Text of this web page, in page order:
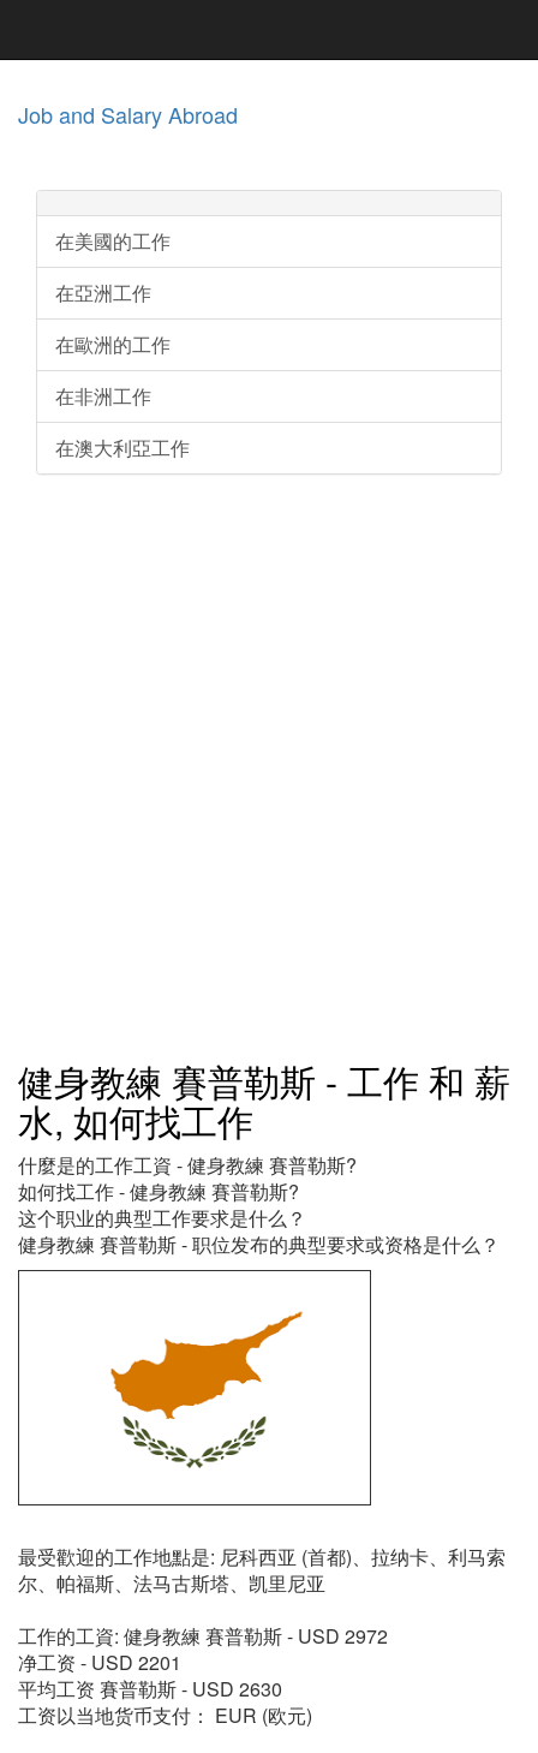
Job and Salary Abroad
在美國的工作
在亞洲工作
在歐洲的工作
在非洲工作
在澳大利亞工作
健身教練 賽普勒斯 - 工作 和 薪
水, 如何找工作
什麼是的工作工資 - 健身教練 賽普勒斯?
如何找工作 - 健身教練 賽普勒斯?
这个职业的典型工作要求是什么？
健身教練 賽普勒斯 - 职位发布的典型要求或资格是什么？
最受歡迎的工作地點是: 尼科西亚 (首都)、拉纳卡、利马索
尔、帕福斯、法马古斯塔、凯里尼亚
工作的工資: 健身教練 賽普勒斯 - USD 2972
净工资 - USD 2201
平均工资 賽普勒斯 - USD 2630
工资以当地货币支付： EUR (欧元)